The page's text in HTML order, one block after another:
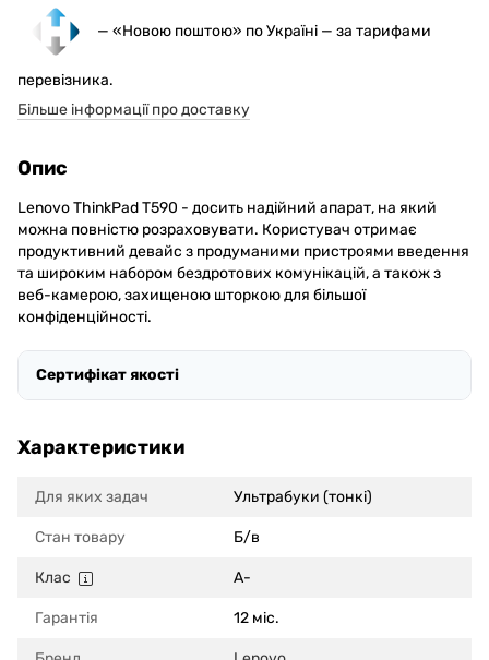
— «Новою поштою» по Україні — за тарифами
перевізника.
Більше інформації про доставку
Опис
Lenovo ThinkPad T590 - досить надійний апарат, на який
можна повністю розраховувати. Користувач отримає
продуктивний девайс з продуманими пристроями введення
та широким набором бездротових комунікацій, а також з
веб-камерою, захищеною шторкою для більшої
конфіденційності.
Сертифікат якості
Характеристики
Для яких задач Ультрабуки (тонкі)
Стан товару Б/в
Клас A-
Гарантія 12 міс.